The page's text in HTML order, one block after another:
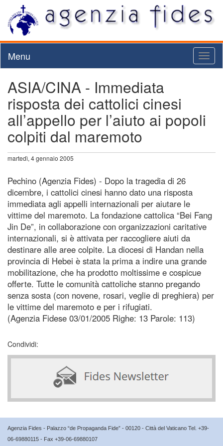
Menu
ASIA/CINA - Immediata
risposta dei cattolici cinesi
all’appello per l’aiuto ai popoli
colpiti dal maremoto
martedì, 4 gennaio 2005
Pechino (Agenzia Fides) - Dopo la tragedia di 26
dicembre, i cattolici cinesi hanno dato una risposta
immediata agli appelli internazionali per aiutare le
vittime del maremoto. La fondazione cattolica “Bei Fang
Jin De”, in collaborazione con organizzazioni caritative
internazionali, si è attivata per raccogliere aiuti da
destinare alle aree colpite. La diocesi di Handan nella
provincia di Hebei è stata la prima a indire una grande
mobilitazione, che ha prodotto moltissime e cospicue
offerte. Tutte le comunità cattoliche stanno pregando
senza sosta (con novene, rosari, veglie di preghiera) per
le vittime del maremoto e per i rifugiati.
(Agenzia Fidese 03/01/2005 Righe: 13 Parole: 113)
Condividi:
Agenzia Fides - Palazzo “de Propaganda Fide” - 00120 - Città del Vaticano Tel. +39-
06-69880115 - Fax +39-06-69880107